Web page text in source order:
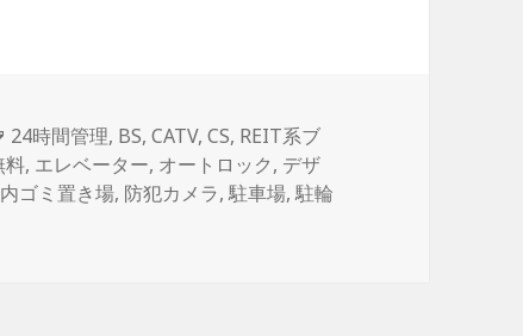
タ
グ
24時間管理, BS,CATV,CS, REIT系ブ
料, エレベーター, オートロック, デザ
ゴミ置き場, 防犯カメラ,駐車場,駐輪